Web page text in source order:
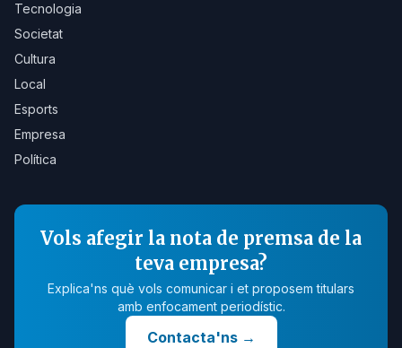
Tecnologia
Societat
Cultura
Local
Esports
Empresa
Política
Vols afegir la nota de premsa de la
teva empresa?
Explica'ns què vols comunicar i et proposem titulars
amb enfocament periodístic.
Contacta'ns→